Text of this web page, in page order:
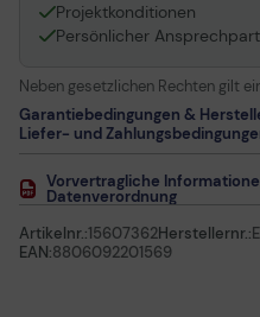
Projektkonditionen
Persönlicher
Neben gesetzlichen Rechten gilt
Garantiebedingungen &
Liefer- und
Vorvertragliche
Datenverordnung
Artikelnr.:15607362Herstellernr.:
EAN:8806092201569